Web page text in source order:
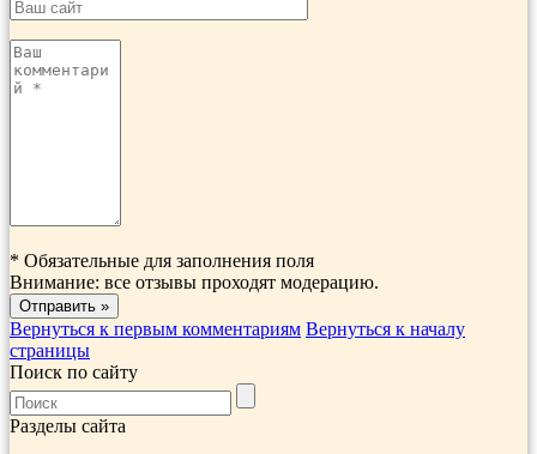
* Обязательные для заполнения поля
Внимание: все отзывы проходят модерацию.
Вернуться к первым комментариям Вернуться к началу
страницы
Поиск по сайту
Разделы сайта